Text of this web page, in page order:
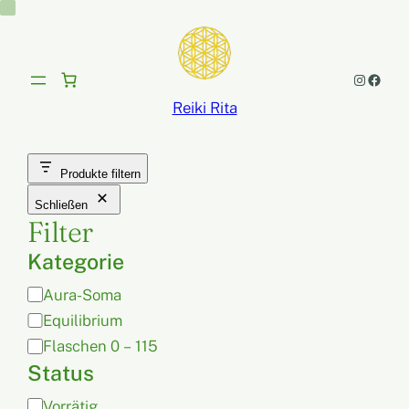
Reiki Rita
Instagram Facebook
Produkte filtern
Schließen
Filter
Kategorie
K
a
t
e
Aura-Soma
Equilibrium
Flaschen 0 – 115
Status
V